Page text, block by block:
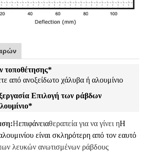
τοποθέτησης*
από ανοξείδωτο χάλυβα ή αλουμίνιο
Επιλογή των ράβδων
*
Ηεπιφάνειαθεραπεία για να γίνει ηΗ
είναι σκληρότερη από τον εαυτό
λευκών ανωτισμένων ράβδους